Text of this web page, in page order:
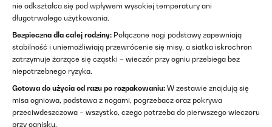
nie odkształca się pod wpływem wysokiej temperatury ani
długotrwałego użytkowania.
Bezpieczna dla całej rodziny: Połączone nogi podstawy zapewniają
stabilność i uniemożliwiają przewrócenie się misy, a siatka iskrochron
zatrzymuje żarzące się cząstki – wieczór przy ogniu przebiega bez
niepotrzebnego ryzyka.
Gotowa do użycia od razu po rozpakowaniu: W zestawie znajdują się
misa ogniowa, podstawa z nogami, pogrzebacz oraz pokrywa
przeciwdeszczowa – wszystko, czego potrzeba do pierwszego wieczoru
przy ognisku.